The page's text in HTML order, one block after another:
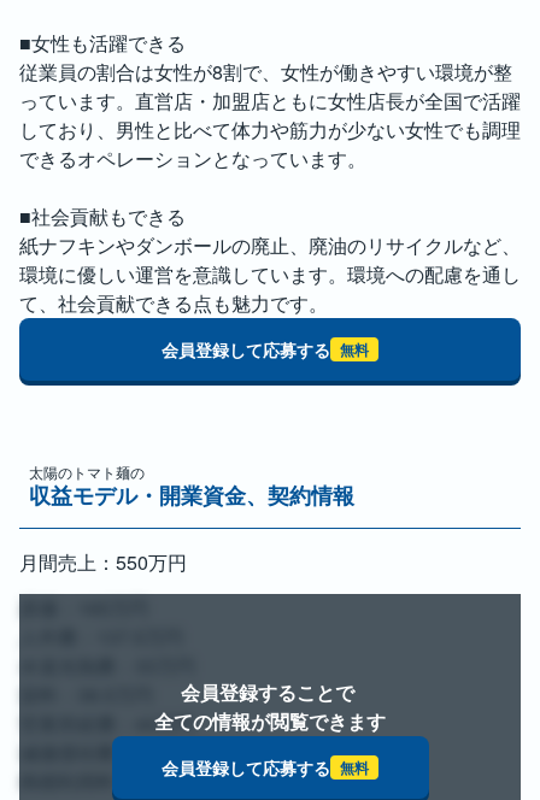
■女性も活躍できる
従業員の割合は女性が8割で、女性が働きやすい環境が整
っています。直営店・加盟店ともに女性店長が全国で活躍
しており、男性と比べて体力や筋力が少ない女性でも調理
できるオペレーションとなっています。
■社会貢献もできる
紙ナフキンやダンボールの廃止、廃油のリサイクルなど、
環境に優しい運営を意識しています。環境への配慮を通し
て、社会貢献できる点も魅力です。
会員登録して応募する 無料
太陽のトマト麺の
収益モデル・開業資金、契約情報
月間売上：550万円
会員登録することで
全ての情報が閲覧できます
会員登録して応募する 無料
営業所経費：44万円
減価償却費：27.5万円
商標利用料：27.5万円